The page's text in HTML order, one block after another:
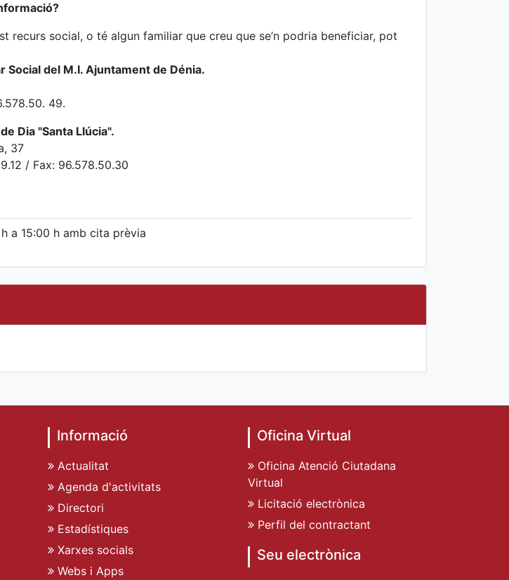
recurs social, o té algun familiar que creu que se’n podria beneficiar, pot
Social del M.I. Ajuntament de Dénia.
49.
Dia "Santa Llúcia".
Llúcia, 37
/ Fax: 96.578.50.30
a 15:00 h amb cita prèvia
Informació
Actualitat
Agenda d'activitats
Directori
Estadístiques
Xarxes socials
Webs i Apps
Oficina Virtual
Oficina Atenció Ciutadana
Virtual
Licitació electrònica
Perfil del contractant
Seu electrònica